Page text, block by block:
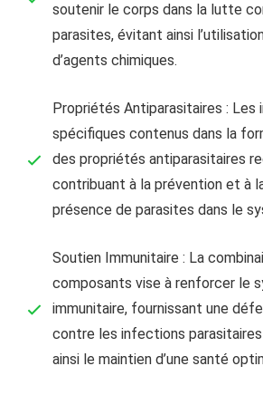
soutenir le corps dans la lutte
parasites, évitant ainsi
d’agents chimiques.
Propriétés Antiparasitaires : Les
spécifiques contenus dans la
des propriétés antiparasitaires
contribuant à la prévention et à
présence de parasites dans le
Soutien Immunitaire : La
composants vise à renforcer le
immunitaire, fournissant une
contre les infections
ainsi le maintien d’une santé